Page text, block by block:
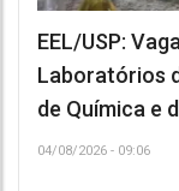
EEL/USP:
Laboratórios
de Química e
04/08/2026 - 09:06